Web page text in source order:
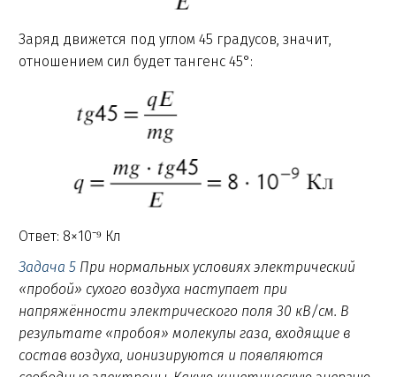
Заряд движется под углом 45 градусов, значит,
отношением сил будет тангенс 45°:
Ответ: 8×10⁻⁹ Кл
Задача 5 При нормальных условиях электрический
«пробой» сухого воздуха наступает при
напряжённости электрического поля 30 кВ/см. В
результате «пробоя» молекулы газа, входящие в
состав воздуха, ионизируются и появляются